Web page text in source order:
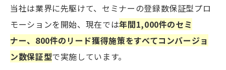
当社は業界に先駆けて、セミナーの登録数保証型プロ
モーションを開始、現在では年間1,000件のセミ
ナー、800件のリード獲得施策をすべてコンバージョ
ン数保証型で実施しています。